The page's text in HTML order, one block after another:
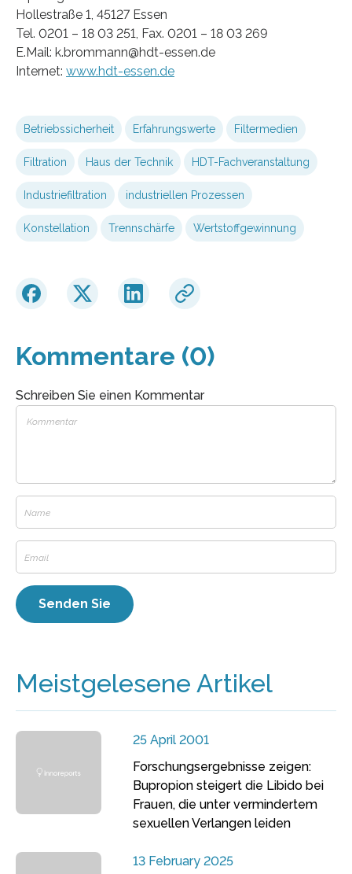
Hollestraße 1, 45127 Essen
Tel. 0201 – 18 03 251, Fax. 0201 – 18 03 269
E.Mail: k.brommann@hdt-essen.de
Internet: www.hdt-essen.de
Betriebssicherheit Erfahrungswerte Filtermedien
Filtration Haus der Technik HDT-Fachveranstaltung
Industriefiltration industriellen Prozessen
Konstellation Trennschärfe Wertstoffgewinnung
Kommentare (0)
Schreiben Sie einen Kommentar
Meistgelesene Artikel
25 April 2001
Forschungsergebnisse zeigen:
Bupropion steigert die Libido bei
Frauen, die unter vermindertem
sexuellen Verlangen leiden
13 February 2025